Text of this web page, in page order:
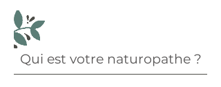
Qui est votre naturopathe ?